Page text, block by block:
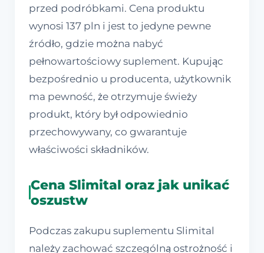
przed podróbkami. Cena produktu
wynosi 137 pln i jest to jedyne pewne
źródło, gdzie można nabyć
pełnowartościowy suplement. Kupując
bezpośrednio u producenta, użytkownik
ma pewność, że otrzymuje świeży
produkt, który był odpowiednio
przechowywany, co gwarantuje
właściwości składników.
Cena Slimital oraz jak unikać
oszustw
Podczas zakupu suplementu Slimital
należy zachować szczególną ostrożność i